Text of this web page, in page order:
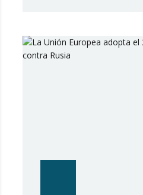
(UE) 2018/1542 relativo
medidas restrictivas…